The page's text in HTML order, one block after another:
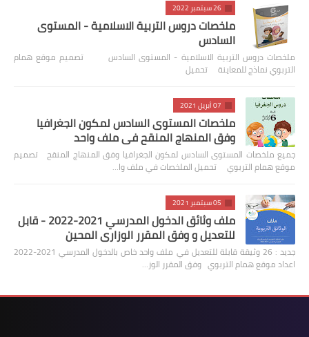
26 سبتمبر 2022
ملخصات دروس التربية الاسلامية - المستوى
السادس
ملخصات دروس التربية الاسلامية - المستوى السادس تصميم موقع همام
التربوي نماذج للمعاينة تحميل
07 أبريل 2021
ملخصات المستوى السادس لمكون الجغرافيا
وفق المنهاج المنقح في ملف واحد
جميع ملخصات المستوى السادس لمكون الجغرافيا وفق المنهاج المنقح تصميم
موقع همام التربوي تحميل الملخصات في ملف وا…
05 سبتمبر 2021
ملف وثائق الدخول المدرسي 2021-2022 - قابل
للتعديل و وفق المقرر الوزاري المحين
جديد : 26 وثيقة قابلة للتعديل في ملف واحد خاص بالدخول المدرسي 2021-2022
اعداد موقع همام التربوي وفق المقرر الوز…